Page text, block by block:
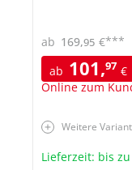
ab 101,97 €
Online zum
ab 169,95 €***
Weitere
Lieferzeit: bis